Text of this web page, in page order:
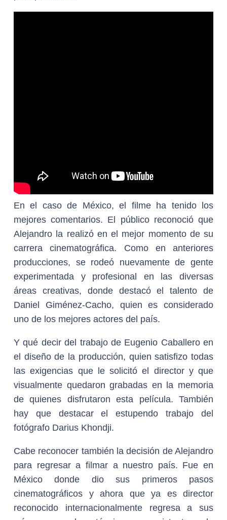
En el caso de México, el filme ha tenido los
mejores comentarios. El público reconoció que
Alejandro la realizó en el mejor momento de su
carrera cinematográfica. Como en anteriores
producciones, se rodeó nuevamente de gente
experimentada y profesional en las diversas
áreas creativas, donde destacó el talento de
Daniel Giménez-Cacho, quien es considerado
uno de los mejores actores del país.
Y qué decir del trabajo de Eugenio Caballero en
el diseño de la producción, quien satisfizo todas
las exigencias que le solicitó el director y que
visualmente quedaron grabadas en la memoria
de quienes disfrutaron esta película. También
hay que destacar el estupendo trabajo del
fotógrafo Darius Khondji.
Cabe reconocer también la decisión de Alejandro
para regresar a filmar a nuestro país. Fue en
México donde dio sus primeros pasos
cinematográficos y ahora que ya es director
reconocido internacionalmente regresa a sus